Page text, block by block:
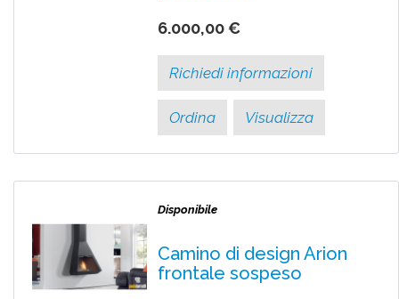
6.000,00 €
Richiedi informazioni
Ordina Visualizza
Disponibile
Camino di design Arion
frontale sospeso